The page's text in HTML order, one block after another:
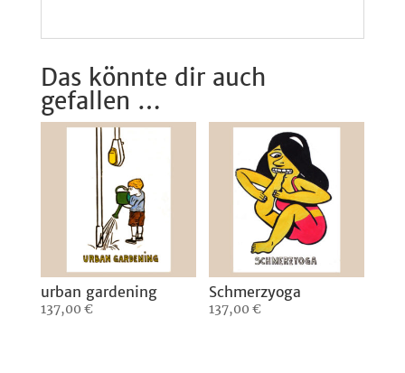
Das könnte dir auch
gefallen …
urban gardening
137,00 €
Schmerzyoga
137,00€